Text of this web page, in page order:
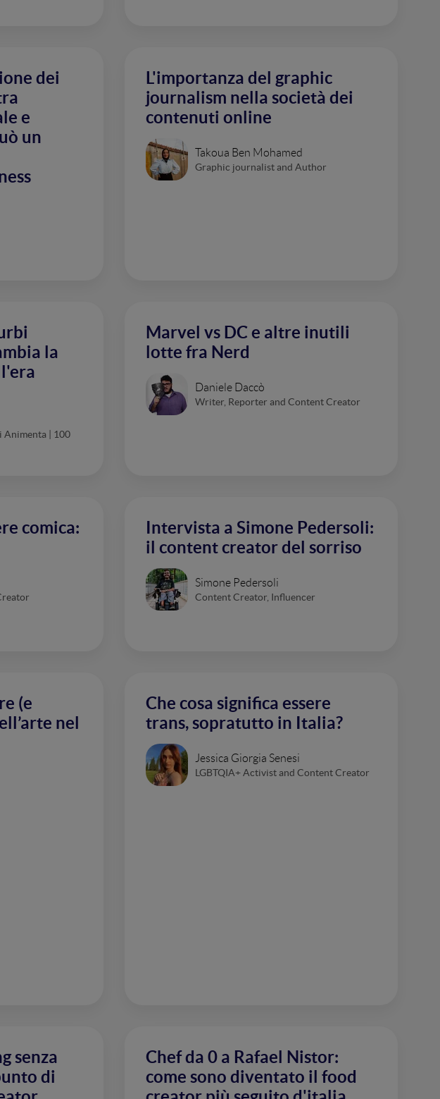
dei
e
un
L'importanza del graphic
journalism nella società dei
contenuti online
Takoua Ben Mohamed
Graphic journalist and Author
la
Animenta | 100
Marvel vs DC e altre inutili
lotte fra Nerd
Daniele Daccò
Writer, Reporter and Content Creator
comica:
Intervista a Simone Pedersoli:
il content creator del sorriso
Simone Pedersoli
Content Creator, Influencer
(e
nel
Che cosa significa essere
trans, sopratutto in Italia?
Jessica Giorgia Senesi
LGBTQIA+ Activist and Content Creator
senza
di
Chef da 0 a Rafael Nistor:
come sono diventato il food